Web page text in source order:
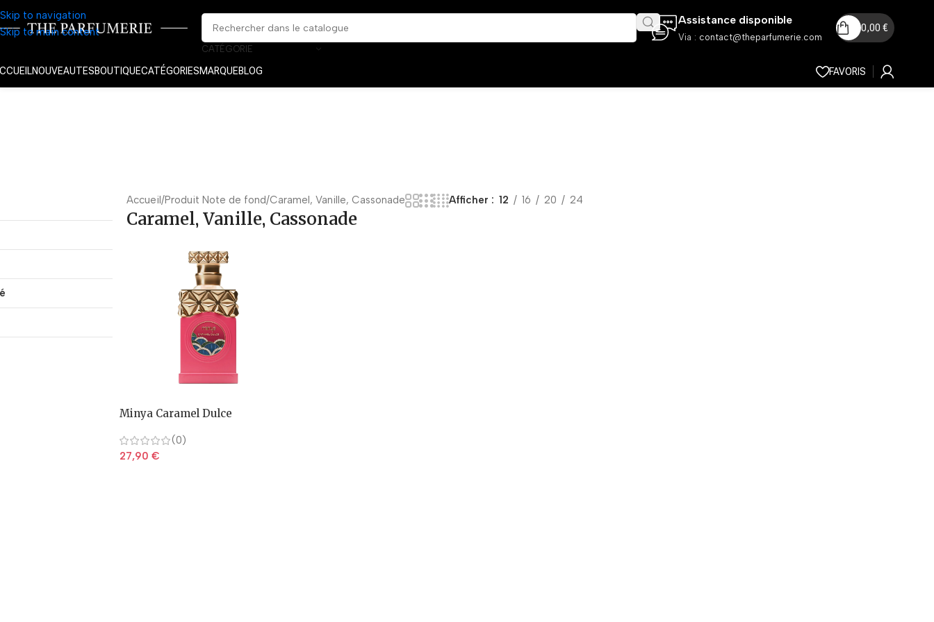
Skip to navigation
Skip to main content
CATÉGORIE
Assistance disponible
Via : contact@theparfumerie.com
0,00 €
NOUVEAUTESBOUTIQUECATÉGORIESMARQUEBLOG FAVORIS
Accueil Produit Note de fond Caramel, Vanille, Cassonade Afficher 12 16 20 24
Caramel, Vanille, Cassonade
Minya Caramel Dulce
(0)
27,90 €